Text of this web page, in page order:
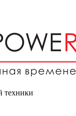
техники